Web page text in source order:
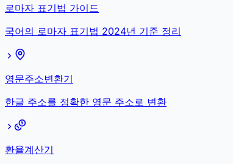
로마자 표기법 가이드
국어의 로마자 표기법 2024년 기준 정리
영문주소변환기
한글 주소를 정확한 영문 주소로 변환
환율계산기